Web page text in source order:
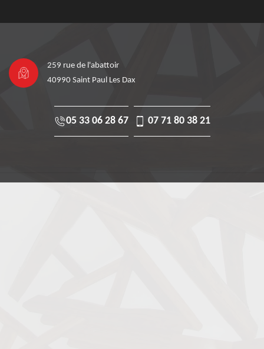
259 rue de l'abattoir
40990 Saint Paul Les Dax
05 33 06 28 67 07 71 80 38 21